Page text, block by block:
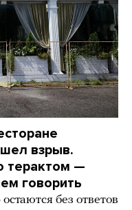
взрыв.
терактом —
говорить
без ответов